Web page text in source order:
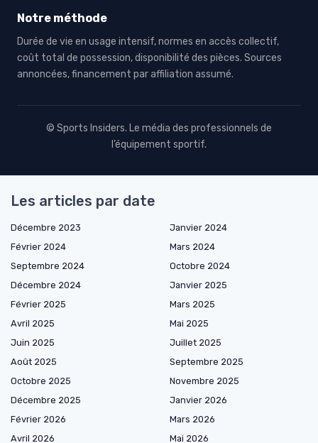
Notre méthode
Durée de vie en usage intensif, normes en accès collectif,
coût total de possession, disponibilité des pièces. Sources
annoncées, financement par affiliation assumé.
© Sports Insiders. Le média des professionnels de
l’équipement sportif.
Les articles par date
Décembre 2023
Janvier 2024
Février 2024
Mars 2024
Septembre 2024
Octobre 2024
Décembre 2024
Janvier 2025
Février 2025
Mars 2025
Avril 2025
Mai 2025
Juin 2025
Juillet 2025
Août 2025
Septembre 2025
Octobre 2025
Novembre 2025
Décembre 2025
Janvier 2026
Février 2026
Mars 2026
Avril 2026
Mai 2026